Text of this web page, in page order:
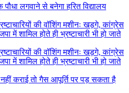
लगवाने से बनेगा हरित विद्यालय
की वॉशिंग मशीनः खड़गे, कांग्रेस
में शामिल होते ही भ्रष्टाचारी भी हो जाते
की वॉशिंग मशीनः खड़गे, कांग्रेस
में शामिल होते ही भ्रष्टाचारी भी हो जाते
कराई तो गैस आपूर्ति पर पड़ सकता है